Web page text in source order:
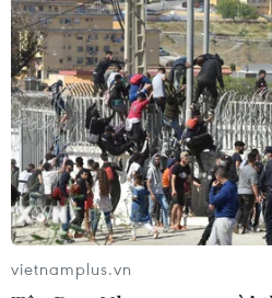
Hai binh sỹ Ấn Độ thiệt
vietnamplus.vn